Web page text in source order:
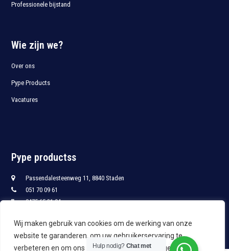
Wij maken gebruik van cookies om de werking van onze
website te garanderen, om uw gebruikerservaring te
verbeteren en om ons te leren hoe u onze site gebruikt.
Professionele bijstand
Wie zijn we?
Over ons
Pype Products
Vacatures
Pype productss
Passendalesteenweg 11, 8840 Staden
051 70 09 61
0475 65 21 94
info@pypro.be
Hulp nodig? Chat met